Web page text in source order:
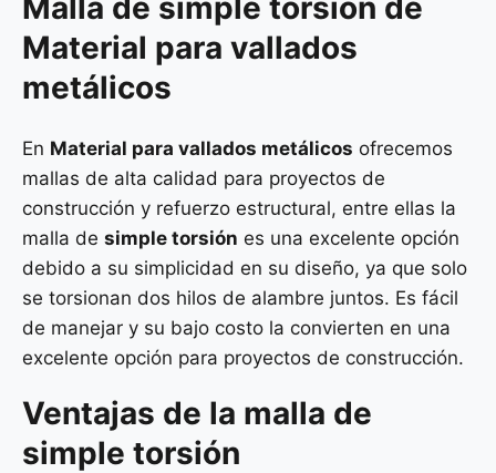
Material para vallados
metálicos
En Material para vallados metálicos ofrecemos
mallas de alta calidad para proyectos de
construcción y refuerzo estructural, entre ellas la
malla de simple torsión es una excelente opción
debido a su simplicidad en su diseño, ya que solo
se torsionan dos hilos de alambre juntos. Es fácil
de manejar y su bajo costo la convierten en una
excelente opción para proyectos de construcción.
Ventajas de la malla de
simple torsión